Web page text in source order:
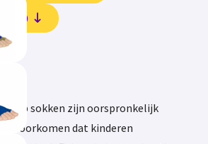
(0)
slip sokken zijn oorspronkelijk
voorkomen dat kinderen